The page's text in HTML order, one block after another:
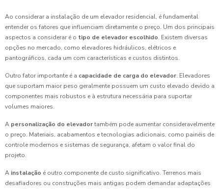
Ao considerar a instalação de um elevador residencial, é fundamental
entender os fatores que influenciam diretamente o preço. Um dos principais
aspectos a considerar é o tipo de elevador escolhido. Existem diversas
opções no mercado, como elevadores hidráulicos, elétricos e
pantográficos, cada um com características e custos distintos.
Outro fator importante é a capacidade de carga do elevador. Elevadores
que suportam maior peso geralmente possuem um custo elevado devido a
componentes mais robustos e à estrutura necessária para suportar
volumes maiores.
A personalização do elevadortambém pode aumentar consideravelmente
o preço. Materiais, acabamentos e tecnologias adicionais, como painéis de
controle modernos e sistemas de segurança, afetam o valor final do
projeto.
A instalação é outro componente de custo significativo. Terrenos mais
desafiadores ou construções mais antigas podem demandar adaptações